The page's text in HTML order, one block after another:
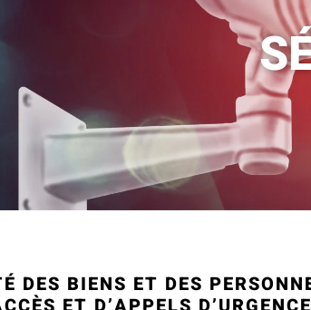
DES BIENS ET DES